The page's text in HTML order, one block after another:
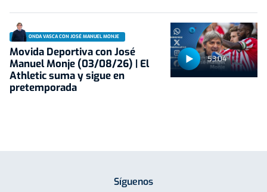
53:04
ONDA VASCA CON JOSÉ MANUEL MONJE
Movida Deportiva con José
Manuel Monje (03/08/26) | El
Athletic suma y sigue en
pretemporada
Síguenos